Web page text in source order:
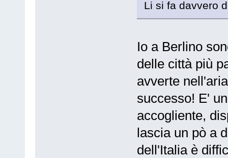
Li si fa davvero
Io a Berlino
delle città più
avverte
successo! E'
accogliente,
lascia un pò a
dell'Italia è